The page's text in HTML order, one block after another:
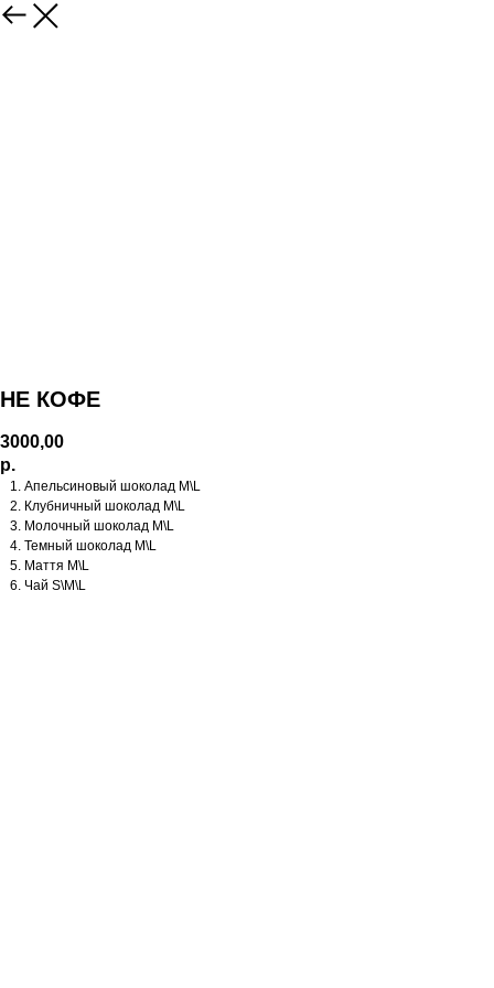
НЕ КОФЕ
3000,00
р.
Апельсиновый шоколад M\L
Клубничный шоколад M\L
Молочный шоколад M\L
Темный шоколад M\L
Маття M\L
Чай S\M\L